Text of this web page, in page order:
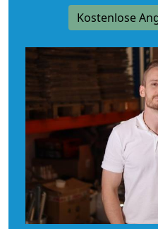
Kostenlose